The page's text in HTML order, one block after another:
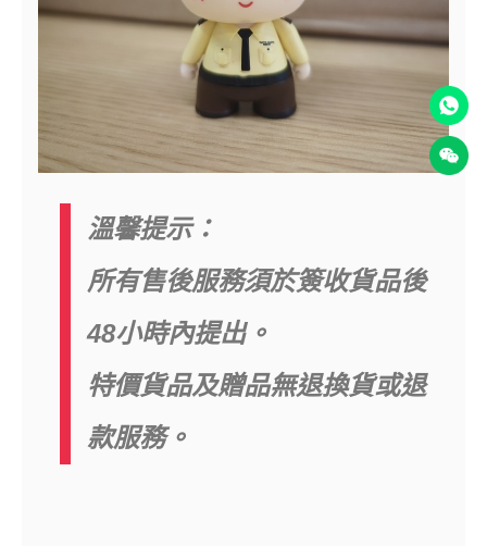
溫馨提示：
所有售後服務須於簽收貨品後
48小時內提出。
特價貨品及贈品無退換貨或退
款服務。